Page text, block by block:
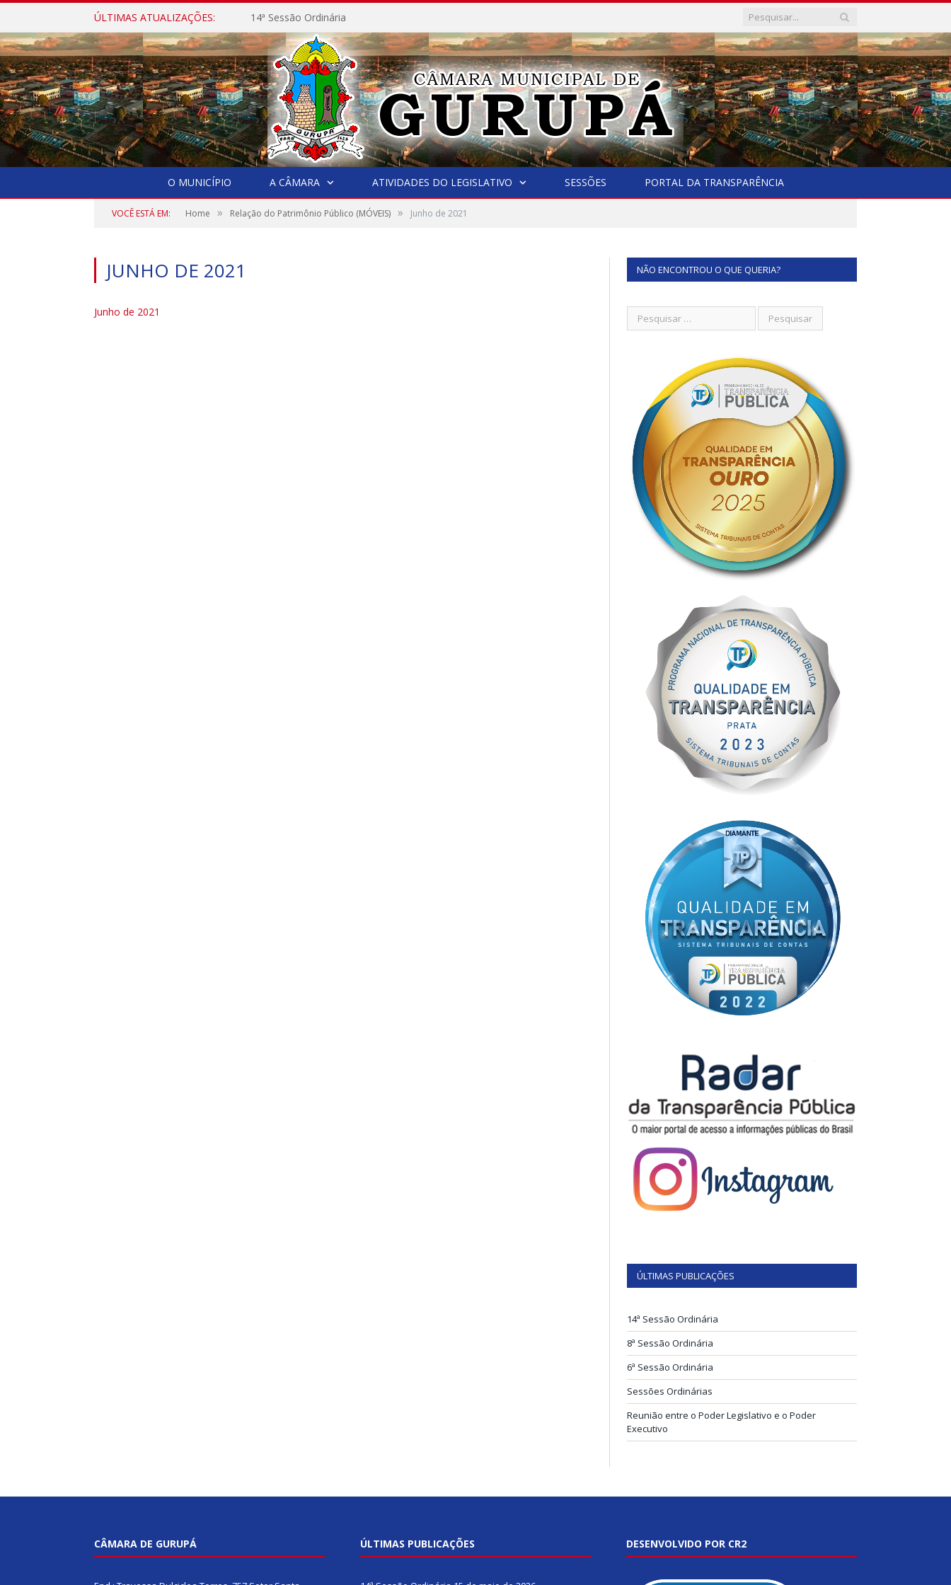
ÚLTIMAS ATUALIZAÇÕES: 14ª Sessão Ordinária
O MUNICÍPIO A CÂMARA ATIVIDADES DO LEGISLATIVO SESSÕES PORTAL DA TRANSPARÊNCIA
VOCÊ ESTÁ EM: Home » Relação do Patrimônio Público (MÓVEIS) » Junho de 2021
JUNHO DE 2021
Junho de 2021
NÃO ENCONTROU O QUE QUERIA?
ÚLTIMAS PUBLICAÇÕES
14ª Sessão Ordinária
8ª Sessão Ordinária
6ª Sessão Ordinária
Sessões Ordinárias
Reunião entre o Poder Legislativo e o Poder
Executivo
CÂMARA DE GURUPÁ ÚLTIMAS PUBLICAÇÕES DESENVOLVIDO POR CR2